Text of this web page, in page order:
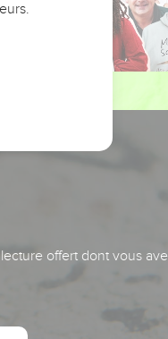
offert dont vous